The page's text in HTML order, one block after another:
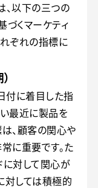
、以下の三つの
づくマーケティ
れぞれの指標に
付に着目した指
最近に製品を
、顧客の関心や
に重要です。た
に対して関心が
対しては積極的